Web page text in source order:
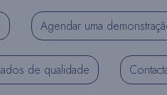
Agendar uma
de qualidade